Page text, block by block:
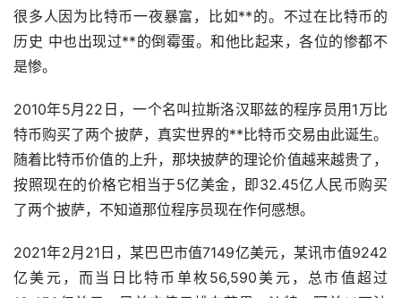
很多人因为比特币一夜暴富，比如**的。不过在比特币的
历史 中也出现过**的倒霉蛋。和他比起来，各位的惨都不
是惨。
2010年5月22日，一个名叫拉斯洛汉耶兹的程序员用1万比
特币购买了两个披萨，真实世界的**比特币交易由此诞生。
随着比特币价值的上升，那块披萨的理论价值越来越贵了，
按照现在的价格它相当于5亿美金，即32.45亿人民币购买
了两个披萨，不知道那位程序员现在作何感想。
2021年2月21日，某巴巴市值7149亿美元，某讯市值9242
亿美元，而当日比特币单枚56,590美元，总市值超过